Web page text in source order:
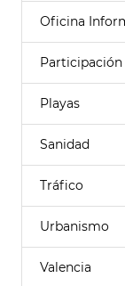
Oficina
Participación
Playas
Sanidad
Tráfico
Urbanismo
Valencia